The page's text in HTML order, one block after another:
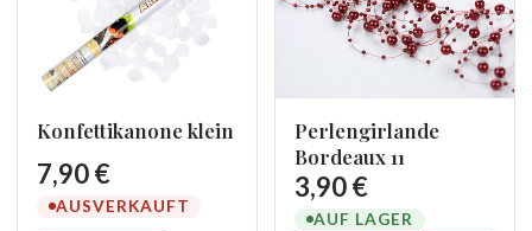
Konfettikanone klein
7,90 €
AUSVERKAUFT
Perlengirlande
Bordeaux 11
3,90 €
AUF LAGER